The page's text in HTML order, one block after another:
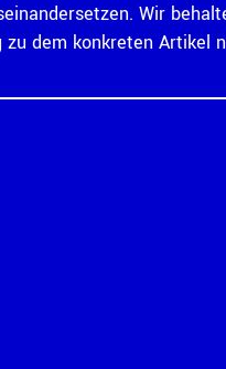
Wir
zu dem konkreten Artikel